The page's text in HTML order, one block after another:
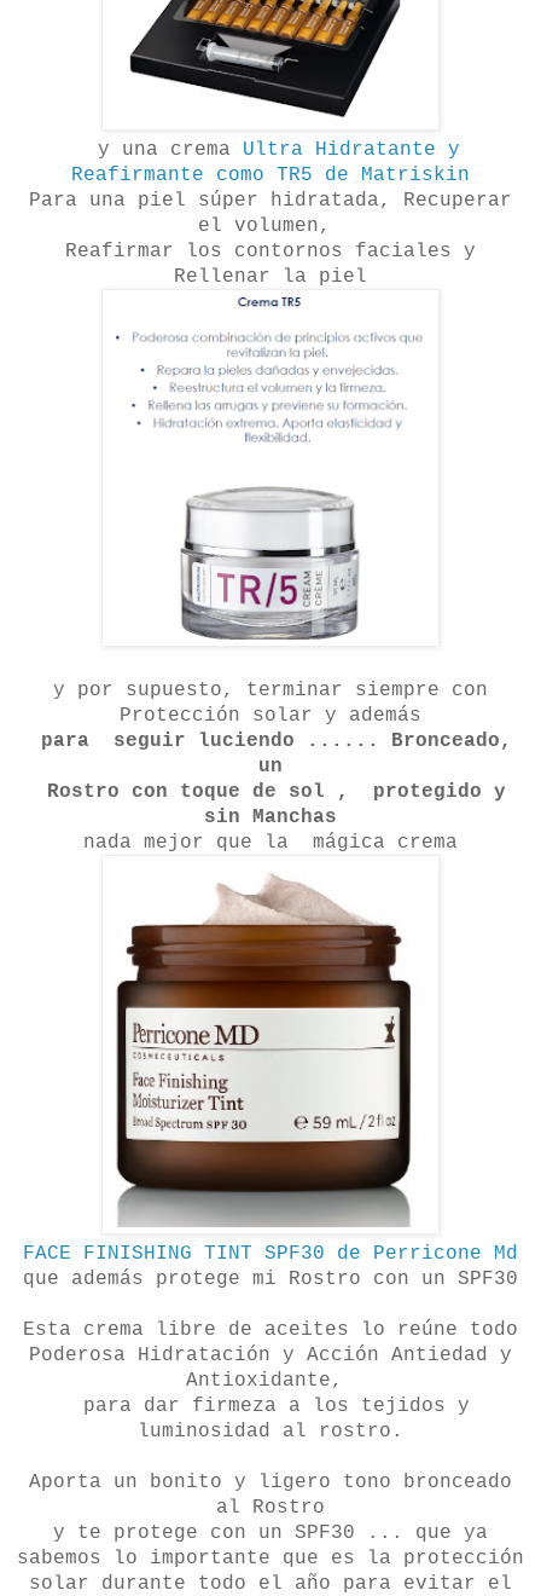
y una crema Ultra Hidratante y
Reafirmante como TR5 de Matriskin
Para una piel súper hidratada, Recuperar
el volumen,
Reafirmar los contornos faciales y
Rellenar la piel
y por supuesto, terminar siempre con
Protección solar y además
para seguir luciendo ...... Bronceado,
un
Rostro con toque de sol , protegido y
sin Manchas
nada mejor que la mágica crema
FACE FINISHING TINT SPF30 de Perricone Md
que además protege mi Rostro con un SPF30
Esta crema libre de aceites lo reúne todo
Poderosa Hidratación y Acción Antiedad y
Antioxidante,
para dar firmeza a los tejidos y
luminosidad al rostro.
Aporta un bonito y ligero tono bronceado
al Rostro
y te protege con un SPF30 ... que ya
sabemos lo importante que es la protección
solar durante todo el año para evitar el